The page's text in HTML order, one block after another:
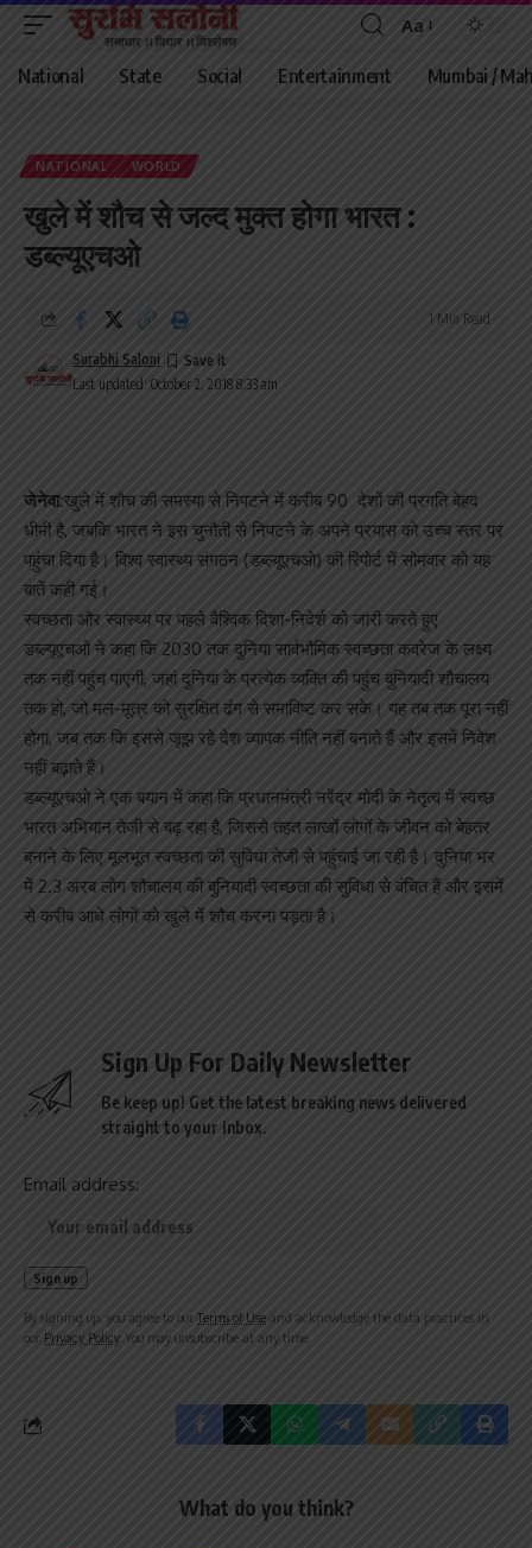
Font
Resizer
Aa
National State Social Entertainment Mumbai /
NATIONAL WORLD
खुले में शौच से जल्द मुक्त होगा भारत :
डब्ल्यूएचओ
Last updated: October 2, 2018 8:33 am
Surabhi Saloni
1 Min Read
जेनेवा:खुले में शौच की समस्या से निपटने में करीब 90 देशों की प्रगति बेहद
धीमी है, जबकि भारत ने इस चुनौती से निपटने के अपने प्रयास को उच्च स्तर पर
पहुंचा दिया है। विश्व स्वास्थ्य संगठन (डब्ल्यूएचओ) की रिपोर्ट में सोमवार को यह
बातें कही गई।
स्वच्छता और स्वास्थ्य पर पहले वैश्विक दिशा-निदेर्श को जारी करते हुए
डब्ल्यूएचओ ने कहा कि 2030 तक दुनिया सार्वभौमिक स्वच्छता कवरेज के लक्ष्य
तक नहीं पहुंच पाएगी, जहां दुनिया के प्रत्येक व्यक्ति की पहुंच बुनियादी शौचालय
तक हो, जो मल-मूत्र को सुरक्षित ढंग से समाविष्ट कर सके। यह तब तक पूरा नहीं
होगा, जब तक कि इससे जूझ रहे देश व्यापक नीति नहीं बनाते हैं और इसमें निवेश
नहीं बढ़ाते हैं।
डब्ल्यूएचओ ने एक बयान में कहा कि प्रधानमंत्री नरेंद्र मोदी के नेतृत्व में स्वच्छ
भारत अभियान तेजी से बढ़ रहा है, जिससे तहत लाखों लोगों के जीवन को बेहतर
बनाने के लिए मूलभूत स्वच्छता की सुविधा तेजी से पहुंचाई जा रही है। दुनिया भर
में 2.3 अरब लोग शौचालय की बुनियादी स्वच्छता की सुविधा से वंचित हैं और इसमें
से करीब आधे लोगों को खुले में शौच करना पड़ता है।
Sign Up For Daily Newsletter
Be keep up! Get the latest breaking news delivered
straight to your inbox.
Email address:
By signing up, you agree to our Terms of Use and acknowledge the data practices in
our Privacy Policy. You may unsubscribe at any time.
What do you think?